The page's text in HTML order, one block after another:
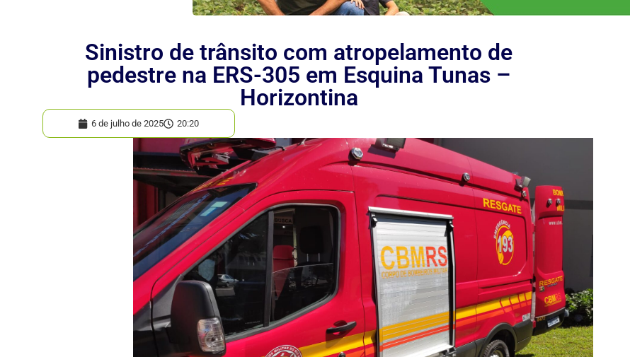
Sinistro de trânsito com atropelamento de
pedestre na ERS-305 em Esquina Tunas –
Horizontina
6 de julho de 2025 20:20